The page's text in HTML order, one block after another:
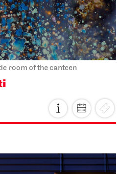
room of the canteen